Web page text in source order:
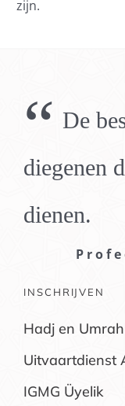
zijn.
“ De
diegenen
dienen.
INSCHRIJVEN
Hadj en Umrah
Uitvaartdienst
IGMG Üyelik